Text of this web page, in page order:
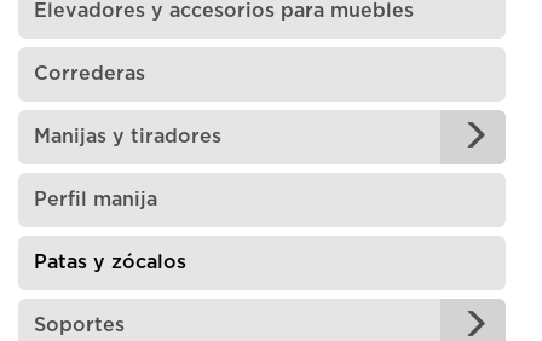
Elevadores y accesorios para muebles
Correderas
Manijas y tiradores
Perfil manija
Patas y zócalos
Soportes